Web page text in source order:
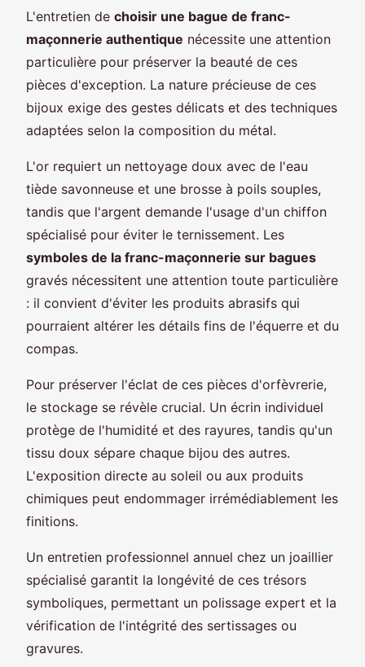
L'entretien de choisir une bague de franc-
maçonnerie authentique nécessite une attention
particulière pour préserver la beauté de ces
pièces d'exception. La nature précieuse de ces
bijoux exige des gestes délicats et des techniques
adaptées selon la composition du métal.
L'or requiert un nettoyage doux avec de l'eau
tiède savonneuse et une brosse à poils souples,
tandis que l'argent demande l'usage d'un chiffon
spécialisé pour éviter le ternissement. Les
symboles de la franc-maçonnerie sur bagues
gravés nécessitent une attention toute particulière
: il convient d'éviter les produits abrasifs qui
pourraient altérer les détails fins de l'équerre et du
compas.
Pour préserver l'éclat de ces pièces d'orfèvrerie,
le stockage se révèle crucial. Un écrin individuel
protège de l'humidité et des rayures, tandis qu'un
tissu doux sépare chaque bijou des autres.
L'exposition directe au soleil ou aux produits
chimiques peut endommager irrémédiablement les
finitions.
Un entretien professionnel annuel chez un joaillier
spécialisé garantit la longévité de ces trésors
symboliques, permettant un polissage expert et la
vérification de l'intégrité des sertissages ou
gravures.